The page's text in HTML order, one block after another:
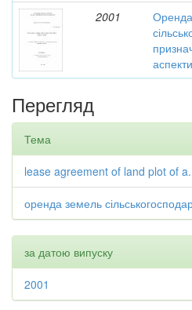
2001
Перегляд
Тема
lease agreement of land plot of
оренда земель
за датою випуску
2001